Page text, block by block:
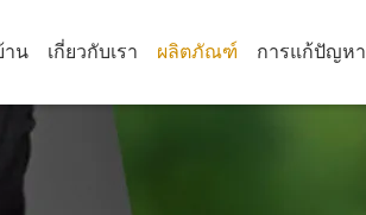
าน เกี่ยวกับเรา ผลิตภัณฑ์ การแก้ปัญหา